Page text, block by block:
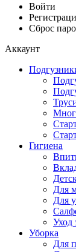
Войти
Сброс
Аккаунт
Гигиена
Для
Для
Уход
Уборка
Для